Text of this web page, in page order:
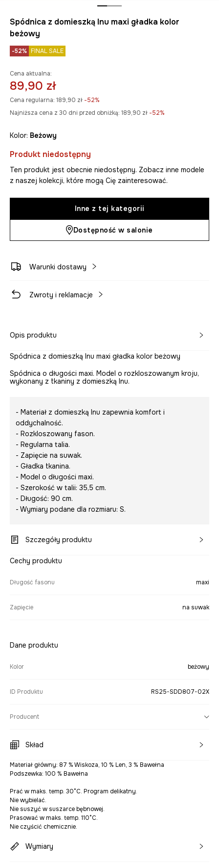
Spódnica z domieszką lnu maxi gładka kolor
beżowy
-52% FINAL SALE
Cena aktualna:
89,90 zł
Cena regularna: 189,90 zł -52%
Najniższa cena z 30 dni przed obniżką: 189,90 zł -52%
Kolor: beżowy
Produkt niedostępny
Ten produkt jest obecnie niedostępny. Zobacz inne modele
z naszej kolekcji, które mogą Cię zainteresować.
Inne z tej kategorii
Dostępność w salonie
Warunki dostawy
Zwroty i reklamacje
Opis produktu
Spódnica z domieszką lnu maxi gładka kolor beżowy
Spódnica o długości maxi. Model o rozkloszowanym kroju,
wykonany z tkaniny z domieszką lnu.
- Materiał z domieszką lnu zapewnia komfort i
oddychalność.
- Rozkloszowany fason.
- Regularna talia.
- Zapięcie na suwak.
- Gładka tkanina.
- Model o długości maxi.
- Szerokość w talii: 35,5 cm.
- Długość: 90 cm.
- Wymiary podane dla rozmiaru: S.
Szczegóły produktu
Cechy produktu
Długość fasonu maxi
Zapięcie na suwak
Dane produktu
Kolor beżowy
ID Produktu RS25-SDD807-02X
Producent
Skład
Materiał główny: 87 % Wiskoza, 10 % Len, 3 % Bawełna
Podszewka: 100 % Bawełna
Prać w maks. temp. 30°C. Program delikatny.
Nie wybielać.
Nie suszyć w suszarce bębnowej.
Prasować w maks. temp. 110°C.
Nie czyścić chemicznie.
Wymiary